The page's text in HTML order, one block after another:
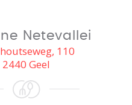
Netevallei
110
2440 Geel